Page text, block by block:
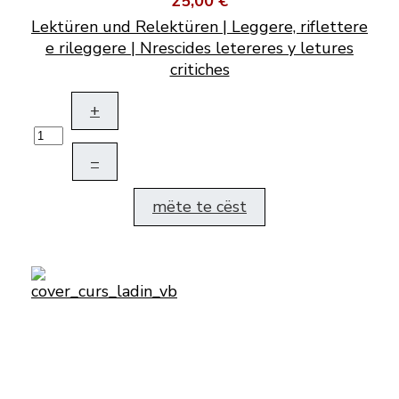
Lektüren und Relektüren | Leggere, riflettere
e rileggere | Nrescides letereres y letures
critiches
+
–
mëte te cëst